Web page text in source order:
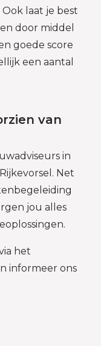
laat je best
door middel
goede score
een aantal
van
in
Net
jou alles
het
informeer ons